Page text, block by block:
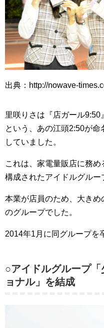
出典：http://nowave-
里咲りさは『店ガール
という、あの江頭2:50が
していました。
これは、家電量販店に務
構成されたアイドルグルー
本業が店員のため、大き
のグループでした。
2014年1月に同グループを
○アイドルグループ
ョナル」を結成